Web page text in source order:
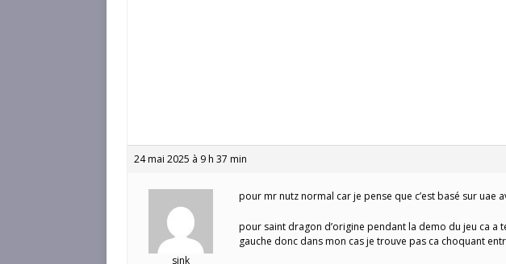
24 mai 2025 à 9 h 37 min
sink
pour mr nutz normal car je pense que c’est basé sur uae
pour saint dragon d’origine pendant la demo du jeu ca a
gauche donc dans mon cas je trouve pas ca choquant